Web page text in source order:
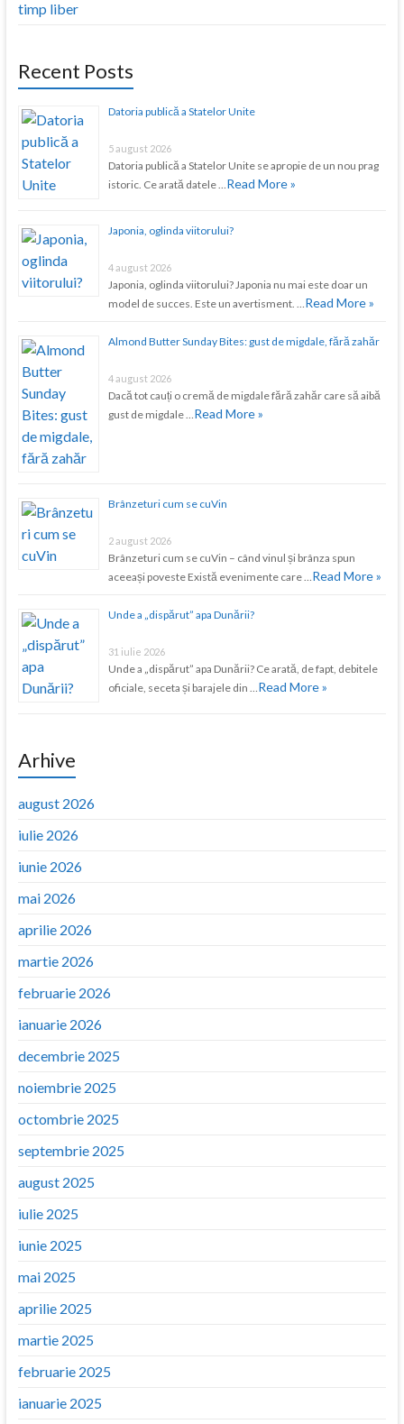
timp liber
Recent Posts
Datoria publică a Statelor Unite
5 august 2026
Datoria publică a Statelor Unite se apropie de un nou prag
istoric. Ce arată datele … Read More »
Japonia, oglinda viitorului?
4 august 2026
Japonia, oglinda viitorului? Japonia nu mai este doar un
model de succes. Este un avertisment. … Read More »
Almond Butter Sunday Bites: gust de migdale, fără zahăr
4 august 2026
Dacă tot cauți o cremă de migdale fără zahăr care să aibă
gust de migdale … Read More »
Brânzeturi cum se cuVin
2 august 2026
Brânzeturi cum se cuVin – când vinul și brânza spun
aceeași poveste Există evenimente care … Read More »
Unde a „dispărut” apa Dunării?
31 iulie 2026
Unde a „dispărut” apa Dunării? Ce arată, de fapt, debitele
oficiale, seceta și barajele din … Read More »
Arhive
august 2026
iulie 2026
iunie 2026
mai 2026
aprilie 2026
martie 2026
februarie 2026
ianuarie 2026
decembrie 2025
noiembrie 2025
octombrie 2025
septembrie 2025
august 2025
iulie 2025
iunie 2025
mai 2025
aprilie 2025
martie 2025
februarie 2025
ianuarie 2025